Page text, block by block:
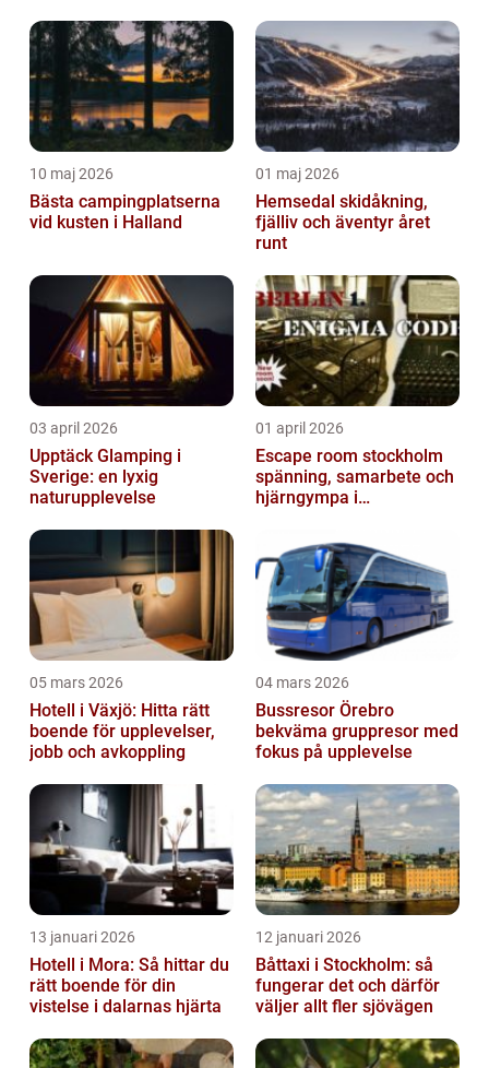
10 maj 2026
Bästa campingplatserna
vid kusten i Halland
01 maj 2026
Hemsedal skidåkning,
fjälliv och äventyr året
runt
03 april 2026
Upptäck Glamping i
Sverige: en lyxig
naturupplevelse
01 april 2026
Escape room stockholm
spänning, samarbete och
hjärngympa i
05 mars 2026
Hotell i Växjö: Hitta rätt
boende för upplevelser,
jobb och avkoppling
04 mars 2026
Bussresor Örebro
bekväma gruppresor med
fokus på upplevelse
13 januari 2026
Hotell i Mora: Så hittar du
rätt boende för din
vistelse i dalarnas hjärta
12 januari 2026
Båttaxi i Stockholm: så
fungerar det och därför
väljer allt fler sjövägen